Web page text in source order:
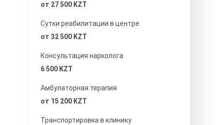
от 27 500 KZT
Сутки реабилитации в центре
от 32 500 KZT
Консультация нарколога
6 500 KZT
Амбулаторная терапия
от 15 200 KZT
Транспортировка в клинику